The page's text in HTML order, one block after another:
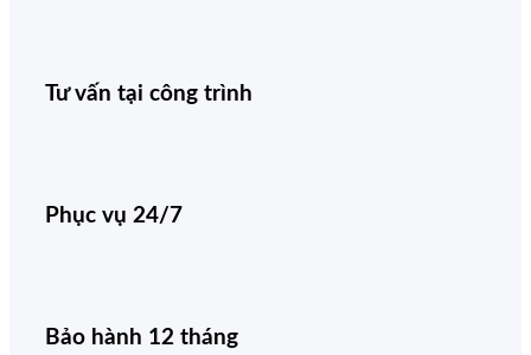
Tư vấn tại công trình
Phục vụ 24/7
Bảo hành 12 tháng